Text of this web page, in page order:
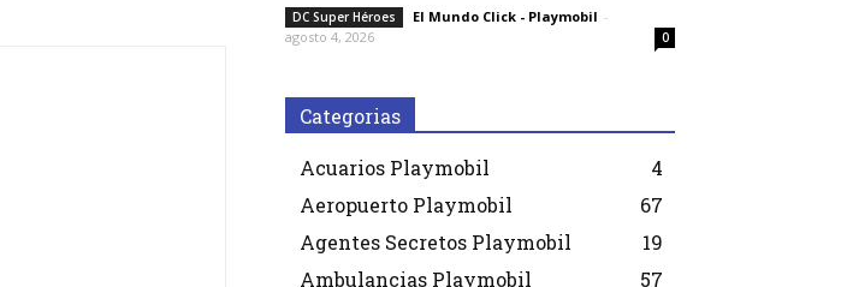
DC Super Héroes El Mundo Click - Playmobil -
agosto 4, 2026
0
Categorias
Acuarios Playmobil
4
Aeropuerto Playmobil
67
Agentes Secretos Playmobil
19
Ambulancias Playmobil
57